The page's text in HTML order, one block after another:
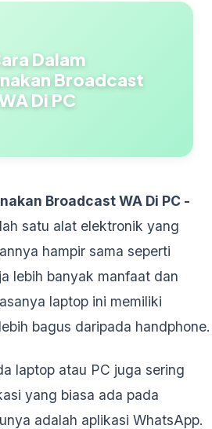
Dalam
Broadcast
Di PC
Broadcast WA Di PC -
satu alat elektronik yang
hampir sama seperti
lebih banyak manfaat dan
laptop ini memiliki
bagus daripada handphone.
laptop atau PC juga sering
yang biasa ada pada
adalah aplikasi WhatsApp.